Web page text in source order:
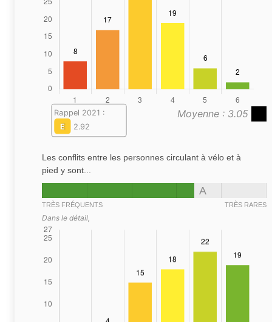
Moyenne : 3.05
Rappel 2021 :
E
2.92
Les conflits entre les personnes circulant à vélo et à
pied y sont...
A
TRÈS FRÉQUENTS TRÈS RARES
Dans le détail,